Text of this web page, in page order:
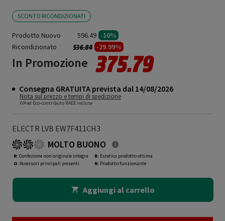
SCONTO RICONDIZIONATI
Prodotto Nuovo 596.49 -10%
Ricondizionato
Prezzo ridotto da
536.84a -29.99%
In Promozione 375.79
Consegna GRATUITA prevista dal 14/08/2026
Nota sul prezzo e tempi di spedizione
IVA ed Eco-contributo RAEE incluse
ELECTR LVB EW7F411CH3
MOLTO BUONO
R: Confezione non originale integra
O: Accessori principali presenti
B: Estetica prodotto ottima
N: Prodotto funzionante
Aggiungi al carrello